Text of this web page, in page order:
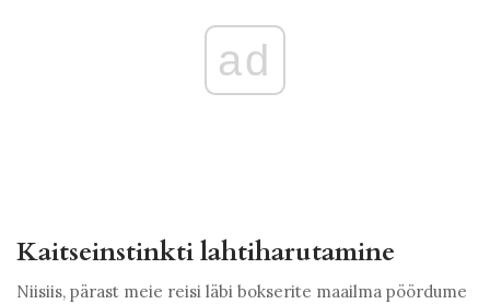
ad
Kaitseinstinkti lahtiharutamine
Niisiis, pärast meie reisi läbi bokserite maailma pöördume